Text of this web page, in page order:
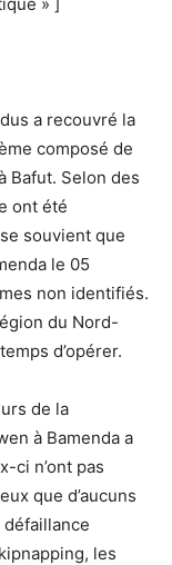
a recouvré la
composé de
Bafut. Selon des
ont été
souvient que
le 05
non identifiés.
du Nord-
d’opérer.
de la
à Bamenda a
ci n’ont pas
que d’aucuns
les